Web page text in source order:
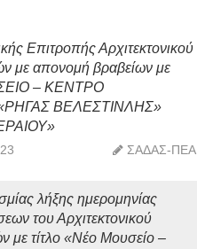
Επιτροπής Αρχιτεκτονικού
με απονομή βραβείων με
– ΚΕΝΤΡΟ
ΒΕΛΕΣΤΙΝΛΗΣ»
ΣΑΔΑΣ-ΠΕΑ
λήξης ημερομηνίας
του Αρχιτεκτονικού
με τίτλο «Νέο Μουσείο –